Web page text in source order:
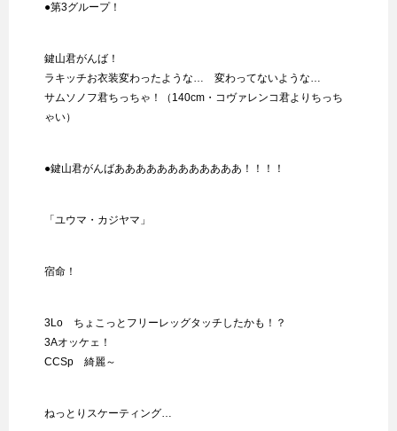
●第3グループ！
鍵山君がんば！
ラキッチお衣装変わったような… 変わってないような…
サムソノフ君ちっちゃ！（140cm・コヴァレンコ君よりちっち
ゃい）
●鍵山君がんばああああああああああああ！！！！
「ユウマ・カジヤマ」
宿命！
3Lo ちょこっとフリーレッグタッチしたかも！？
3Aオッケェ！
CCSp 綺麗～
ねっとりスケーティング…